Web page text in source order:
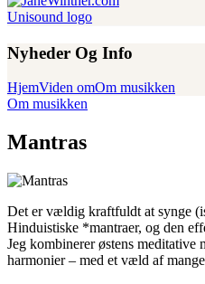
Nyheder Og Info
HjemViden omOm musikken
Om musikken
Mantras
Det er vældig kraftfuldt at synge
Hinduistiske *mantraer, og den
Jeg kombinerer østens meditative
harmonier – med et væld af